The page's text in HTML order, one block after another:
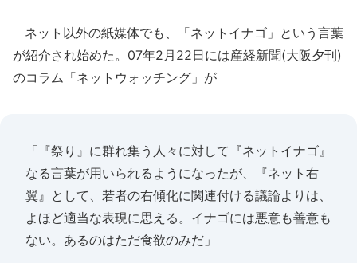
ネット以外の紙媒体でも、「ネットイナゴ」という言葉
が紹介され始めた。07年2月22日には産経新聞(大阪夕刊)
のコラム「ネットウォッチング」が
「『祭り』に群れ集う人々に対して『ネットイナゴ』
なる言葉が用いられるようになったが、『ネット右
翼』として、若者の右傾化に関連付ける議論よりは、
よほど適当な表現に思える。イナゴには悪意も善意も
ない。あるのはただ食欲のみだ」